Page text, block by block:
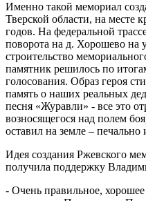
Именно такой мемориал
Тверской области, на месте
годов. На федеральной
поворота на д. Хорошево на
строительство
памятник решилось по
голосования. Образ героя
память о наших реальных
песня «Журавли» - все это
возносящегося над полем
оставил на земле – печально
Идея создания Ржевского
получила поддержку
- Очень правильное,